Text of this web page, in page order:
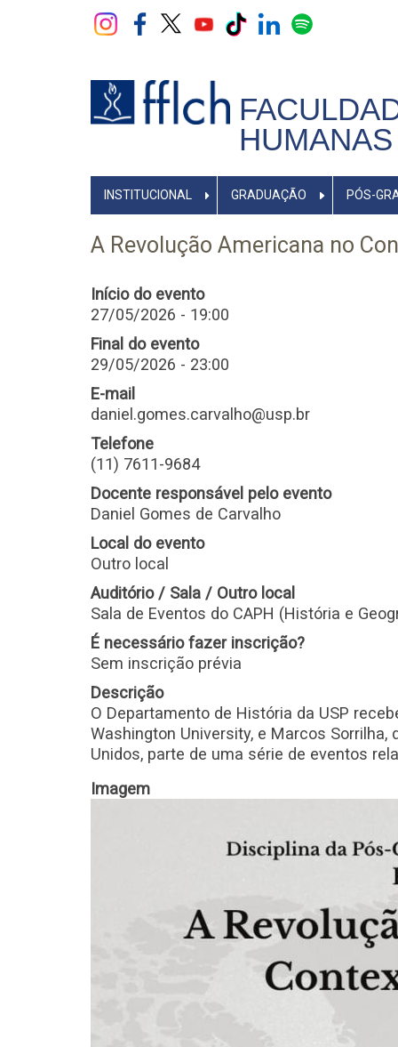
NAVEGADOR
PRINCIPAL
INSTITUCIONAL GRADUAÇÃO PÓS-
A Revolução Americana no
Início do evento
27/05/2026 - 19:00
Final do evento
29/05/2026 - 23:00
E-mail
daniel.gomes.carvalho@usp.br
Telefone
(11) 7611-9684
Docente responsável pelo evento
Daniel Gomes de Carvalho
Local do evento
Outro local
Auditório / Sala / Outro local
Sala de Eventos do CAPH (História e
É necessário fazer inscrição?
Sem inscrição prévia
Descrição
O Departamento de História da USP
Washington University, e Marcos
Unidos, parte de uma série de eventos
Imagem